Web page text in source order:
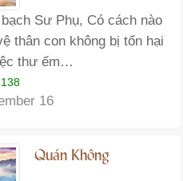
Sư Phụ, Có cách nào
thân con không bị tổn hại
thư ếm…
16
Quán Không